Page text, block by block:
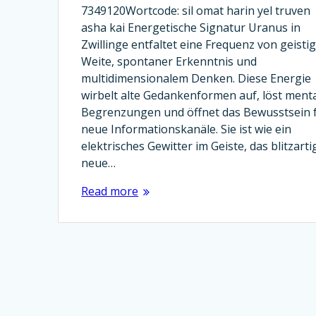
7349120Wortcode: sil omat harin yel truven
asha kai Energetische Signatur Uranus in
Zwillinge entfaltet eine Frequenz von
Weite, spontaner Erkenntnis und
multidimensionalem Denken. Diese Energie
wirbelt alte Gedankenformen auf, löst
Begrenzungen und öffnet das Bewusstsein
neue Informationskanäle. Sie ist wie ein
elektrisches Gewitter im Geiste, das
neue…
Read more